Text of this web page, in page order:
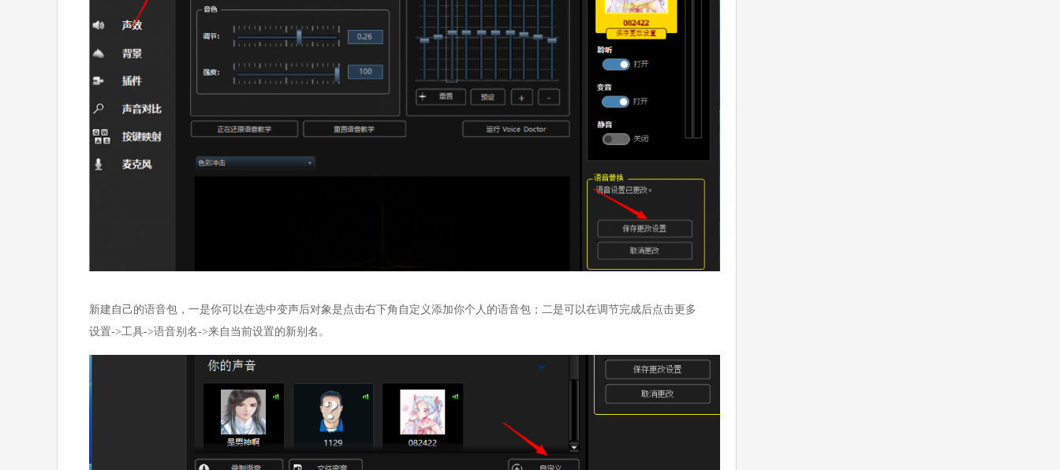
新建自己的语音包，一是你可以在选中变声后对象是点击右下角自定义添加你个人的语音包；二是可以在调节完成后点击更多
设置->工具->语音别名->来自当前设置的新别名。